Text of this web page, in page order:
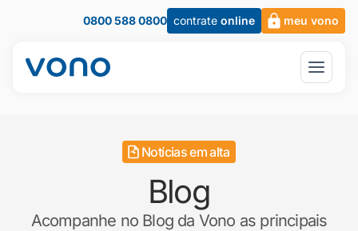
0800 588 0800 contrate online meu vono
Notícias em alta
Blog
Acompanhe no Blog da Vono as principais